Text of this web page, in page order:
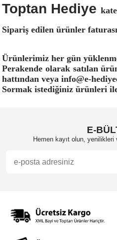
Toptan Hediye
Sipariş edilen ürünler
Ürünlerimiz her gün
Perakende olarak satılan
hattından veya info@e-
Sormak istediğiniz ürünleri
E-
Hemen kayıt olun, yenilikleri